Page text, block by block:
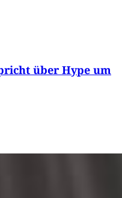
über Hype um